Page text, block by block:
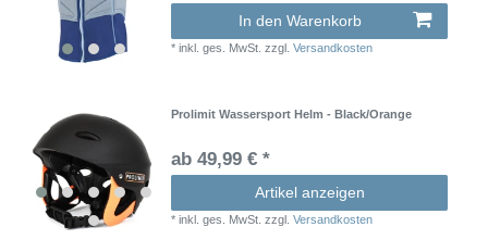
In den Warenkorb
*inkl. ges. MwSt. zzgl.Versandkosten
Prolimit Wassersport Helm - Black/Orange
ab 49,99 € *
Artikel anzeigen
*inkl. ges. MwSt. zzgl.Versandkosten